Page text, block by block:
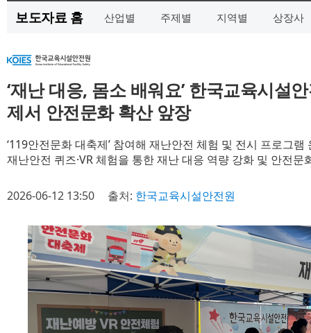
보도자료 홈 산업별 주제별 지역별 상장사
‘재난 대응, 몸소 배워요’ 한국교육시설
제서 안전문화 확산 앞장
‘119안전문화 대축제’ 참여해 재난안전 체험 및 전시 프로그램
재난안전 퀴즈·VR 체험을 통한 재난 대응 역량 강화 및 안전문
2026-06-12 13:50 출처: 한국교육시설안전원